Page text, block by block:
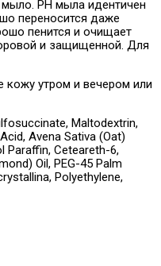
PH мыла идентичен
переносится даже
пенится и очищает
и защищенной. Для
кожу утром и вечером или
Maltodextrin,
Avena Sativa (Oat)
Paraffin, Ceteareth-6,
Oil, PEG-45 Palm
Polyethylene,